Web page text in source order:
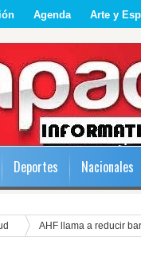
Agenda Arte y
Deportes Nacionales
AHF llama a reducir